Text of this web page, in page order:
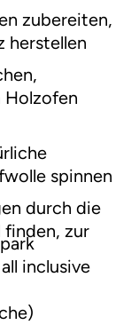
zubereiten,
herstellen
Holzofen
spinnen
durch die
finden, zur
inclusive